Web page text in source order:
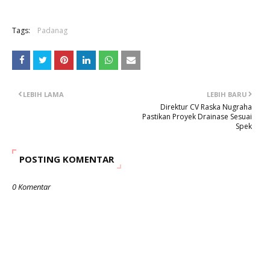
Tags: Padanag
LEBIH BARU
Direktur CV Raska Nugraha
Pastikan Proyek Drainase Sesuai
Spek
LEBIH LAMA
POSTING KOMENTAR
0 Komentar